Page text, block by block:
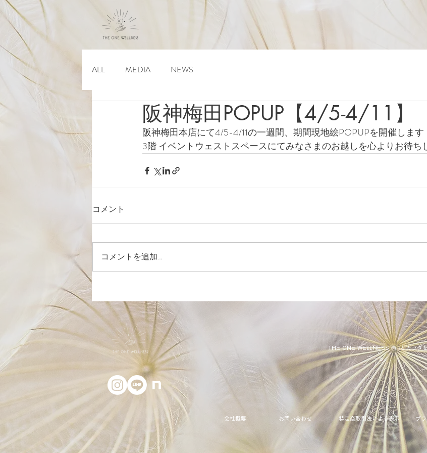
ALL MEDIA NEWS
阪神梅田POPUP【4/5-4/11】
阪神梅田本店にて4/5-4/11の一週間、期間現地絵POPUPを開催します
3階 イベントウェストスペースにてみなさまのお越しを心よりお待ち
コメント
コメントを追加…
THE ONE WELLNESS｜心とカラダ
る。
​会社概要 お問い合わせ 特定商取引法による表示 プ